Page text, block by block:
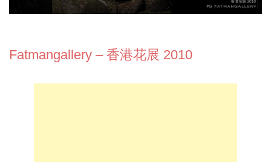
Fatmangallery – 香港花展 2010